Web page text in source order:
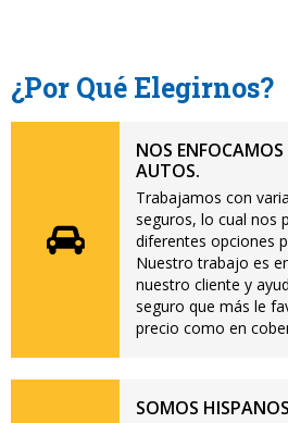
¿Por Qué Elegirnos?
NOS
AUTOS.
Trabajamos con
seguros, lo cual nos
diferentes opciones
Nuestro trabajo es
nuestro cliente y
seguro que más le
precio como en
SOMOS